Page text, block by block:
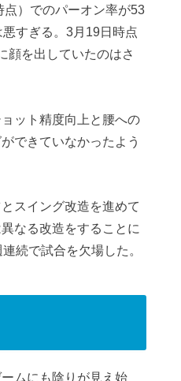
）でのパーオン率が53
すぎる。3月19日時点
顔を出していたのはさ
ット精度向上と腰への
できていなかったよう
スイング改造を進めて
なる改造をすることに
続で試合を欠場した。
ムにも陰りが見え始